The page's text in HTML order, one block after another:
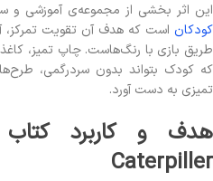
این اثر بخشی از مجموعه‌ی آموزشی و
کودکان است که هدف آن تقویت تمرکز،
طریق بازی با رنگ‌هاست. چاپ تمیز،
که کودک بتواند بدون سردرگمی،
تمیزی به دست آورد.
هدف و کاربرد کتاب
Caterpiller